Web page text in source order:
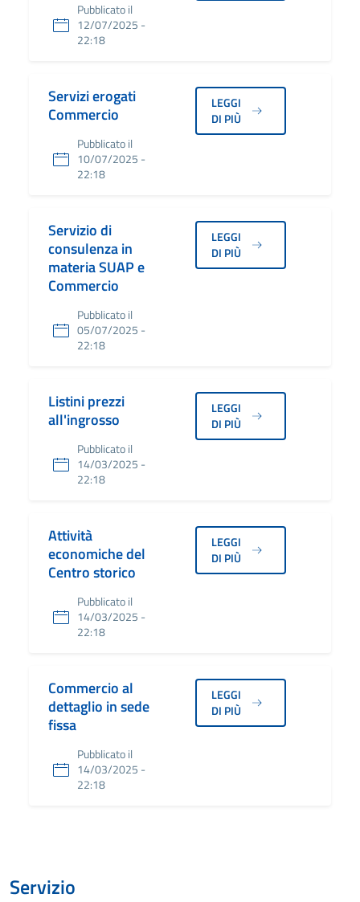
Pubblicato il
12/07/2025 -
22:18
Servizi erogati
Commercio
Pubblicato il
10/07/2025 -
22:18
LEGGI
DI PIÙ
Servizio di
consulenza in
materia SUAP e
Commercio
Pubblicato il
05/07/2025 -
22:18
LEGGI
DI PIÙ
Listini prezzi
all'ingrosso
Pubblicato il
14/03/2025 -
22:18
LEGGI
DI PIÙ
Attività
economiche del
Centro storico
Pubblicato il
14/03/2025 -
22:18
LEGGI
DI PIÙ
Commercio al
dettaglio in sede
fissa
Pubblicato il
14/03/2025 -
22:18
LEGGI
DI PIÙ
Servizio